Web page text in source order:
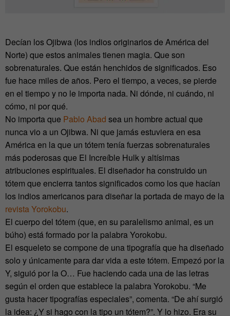
Decían los Ojibwa (los indios originarios de América del
Norte) que estos animales tienen magia. Que son
sobrenaturales. Que están henchidos de significados. Eso
fue hace miles de años. Pero el tiempo, a veces, se pierde
en el tiempo y no le importa nada. Ni dónde, ni cuándo, ni
cómo, ni por qué.
No importa que Pablo Abad sea un hombre actual que
nunca vio a un Ojibwa. Ni que jamás estuviera en esa
América en la que un tótem tenía fuerzas sobrenaturales
más poderosas que El Increíble Hulk y altísimas
atribuciones espirituales. El diseñador ha construido un
tótem que encierra tantos significados como los que hacían
los indios americanos para diseñar la portada de mayo de la
revista Yorokobu.
El cuerpo del tótem (que, en su paralelismo animal, es un
búho) está formado por la palabra Yorokobu.
El esqueleto se compone de una tipografía que ha diseñado
solo y únicamente para dar vida a este tótem. Empezó por la
Y, siguió por la O… Fue haciendo cada una de las letras
según el orden que establece la palabra Yorokobu. “Me
gusta hacer tipografías especiales”, comenta. “De ahí surgió
la idea: ¿Y si hago con la tipo un tótem?”. Y lo hizo. Era su